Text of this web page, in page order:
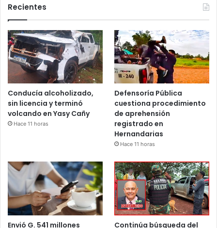
Recientes
Conducía alcoholizado,
sin licencia y terminó
volcando en Yasy Cañy
Hace 11 horas
Defensoría Pública
cuestiona procedimiento
de aprehensión
registrado en
Hernandarias
Hace 11 horas
Envió G. 541 millones
Continúa búsqueda del